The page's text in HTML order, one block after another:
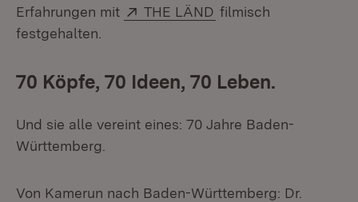
Erfahrungen mit
Extern:
THE LÄND (Öffnet in neuem
filmisch
festgehalten.
70 Köpfe, 70 Ideen, 70 Leben.
Und sie alle vereint eines: 70 Jahre Baden-
Württemberg.
Von Kamerun nach Baden-Württemberg: Dr.